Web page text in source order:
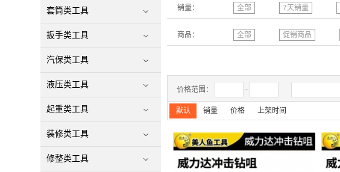
套筒类工具
扳手类工具
汽保类工具
液压类工具
起重类工具
装修类工具
修整类工具
销量： 全部 7天销量
商品： 全部 促销商品
价格范围： -
默认 销量 价格 上架时间